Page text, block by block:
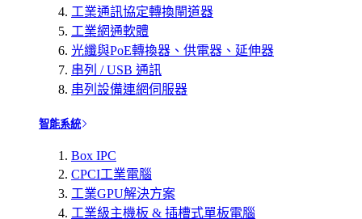
工業通訊協定轉換閘道器
工業網通軟體
光纖與PoE轉換器、供電器、延伸器
串列 / USB 通訊
串列設備連網伺服器
智能系統
Box IPC
CPCI工業電腦
工業GPU解決方案
工業級主機板 & 插槽式單板電腦